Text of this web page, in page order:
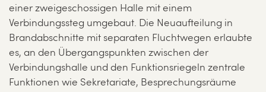
einer zweigeschossigen Halle mit einem
Verbindungssteg umgebaut. Die Neuaufteilung in
Brandabschnitte mit separaten Fluchtwegen erlaubte
es, an den Übergangspunkten zwischen der
Verbindungshalle und den Funktionsriegeln zentrale
Funktionen wie Sekretariate, Besprechungsräume